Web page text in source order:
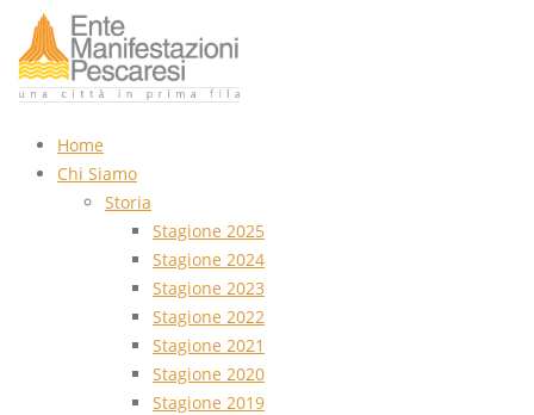
Home
Chi Siamo
Storia
Stagione 2025
Stagione 2024
Stagione 2023
Stagione 2022
Stagione 2021
Stagione 2020
Stagione 2019